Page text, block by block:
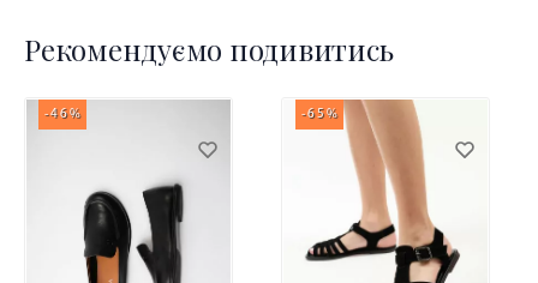
Рекомендуємо подивитись
-46% -65%